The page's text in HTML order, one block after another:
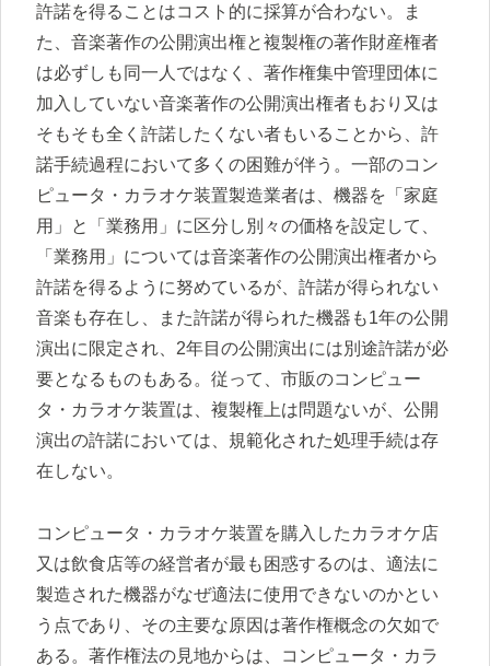
許諾を得ることはコスト的に採算が合わない。ま
た、音楽著作の公開演出権と複製権の著作財産権者
は必ずしも同一人ではなく、著作権集中管理団体に
加入していない音楽著作の公開演出権者もおり又は
そもそも全く許諾したくない者もいることから、許
諾手続過程において多くの困難が伴う。一部のコン
ピュータ・カラオケ装置製造業者は、機器を「家庭
用」と「業務用」に区分し別々の価格を設定して、
「業務用」については音楽著作の公開演出権者から
許諾を得るように努めているが、許諾が得られない
音楽も存在し、また許諾が得られた機器も1年の公開
演出に限定され、2年目の公開演出には別途許諾が必
要となるものもある。従って、市販のコンピュー
タ・カラオケ装置は、複製権上は問題ないが、公開
演出の許諾においては、規範化された処理手続は存
在しない。
コンピュータ・カラオケ装置を購入したカラオケ店
又は飲食店等の経営者が最も困惑するのは、適法に
製造された機器がなぜ適法に使用できないのかとい
う点であり、その主要な原因は著作権概念の欠如で
ある。著作権法の見地からは、コンピュータ・カラ